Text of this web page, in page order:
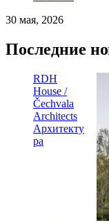
30 мая, 2026
Последние
RDH
House /
Čechvala
Architects
Архитекту
ра